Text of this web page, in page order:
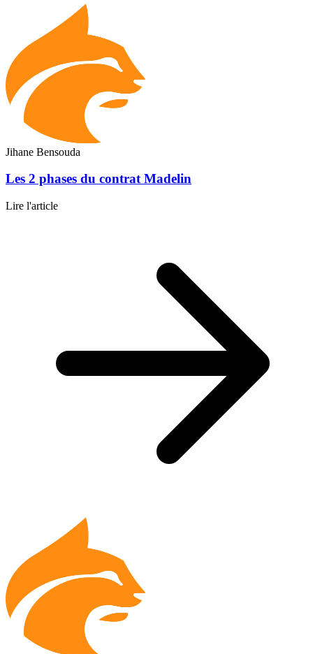
Jihane Bensouda
Les 2 phases du contrat Madelin
Lire l'article